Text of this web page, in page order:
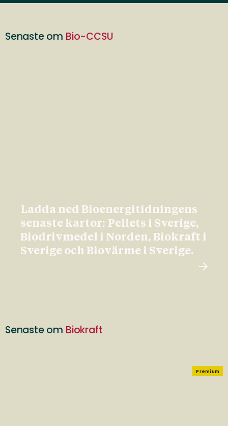
Senaste om Bio-CCSU
Ladda ned Bioenergitidningens
senaste kartor: Pellets i Sverige,
Biodrivmedel i Norden, Biokraft i
Sverige och Biovärme i Sverige.
Senaste om Biokraft
Premium